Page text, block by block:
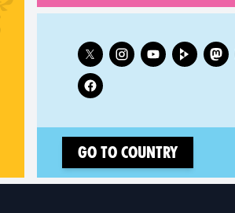
RELATEDFollow
Go to country